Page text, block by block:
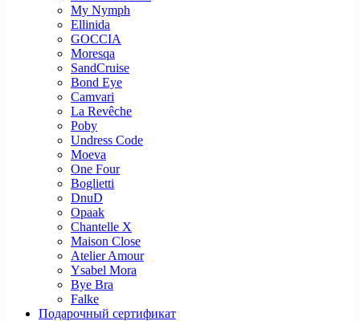
My Nymph
Ellinida
GOCCIA
Moresqa
SandCruise
Bond Eye
Camvari
La Revêche
Poby
Undress Code
Moeva
One Four
Boglietti
DnuD
Opaak
Chantelle X
Maison Close
Atelier Amour
Ysabel Mora
Bye Bra
Falke
Подарочный сертификат